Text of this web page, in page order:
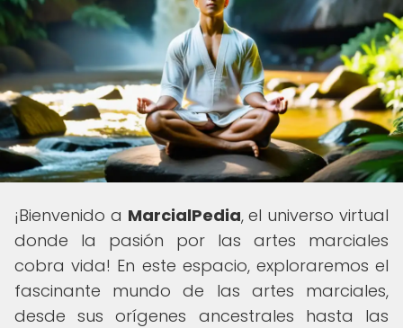
¡Bienvenido a MarcialPedia, el universo virtual
donde la pasión por las artes marciales
cobra vida! En este espacio, exploraremos el
fascinante mundo de las artes marciales,
desde sus orígenes ancestrales hasta las